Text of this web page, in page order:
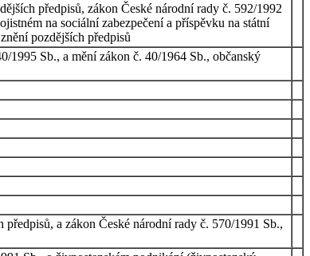
předpisů, zákon České národní rady č. 592/1992
na sociální zabezpečení a příspěvku na státní
pozdějších předpisů
1995 Sb., a mění zákon č. 40/1964 Sb., občanský
a zákon České národní rady č. 570/1991 Sb.,